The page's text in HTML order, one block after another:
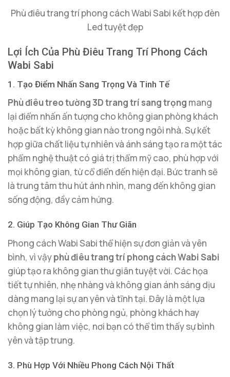
Phù điêu trang trí phong cách Wabi Sabi kết hợp đèn
Led tuyệt đẹp
Lợi Ích Của Phù Điêu Trang Trí Phong Cách
Wabi Sabi
1. Tạo Điểm Nhấn Sang Trọng Và Tinh Tế
Phù điêu treo tường 3D trang trí sang trọng mang
lại điểm nhấn ấn tượng cho không gian phòng khách
hoặc bất kỳ không gian nào trong ngôi nhà. Sự kết
hợp giữa chất liệu tự nhiên và ánh sáng tạo ra một tác
phẩm nghệ thuật có giá trị thẩm mỹ cao, phù hợp với
mọi không gian, từ cổ điển đến hiện đại. Bức tranh sẽ
là trung tâm thu hút ánh nhìn, mang đến không gian
sống động, đầy cảm hứng.
2. Giúp Tạo Không Gian Thư Giãn
Phong cách Wabi Sabi thể hiện sự đơn giản và yên
bình, vì vậyphù điêu trang trí phong cách Wabi Sabi
giúp tạo ra không gian thư giãn tuyệt vời. Các họa
tiết tự nhiên, nhẹ nhàng và không gian ánh sáng dịu
dàng mang lại sự an yên và tĩnh tại. Đây là một lựa
chọn lý tưởng cho phòng ngủ, phòng khách hay
không gian làm việc, nơi bạn có thể tìm thấy sự bình
yên và tập trung.
3. Phù Hợp Với Nhiều Phong Cách Nội Thất